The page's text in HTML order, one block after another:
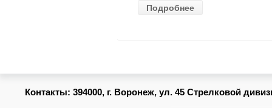
(MANN) W
Подробнее
Контакты: 394000, г. Воронеж, ул. 45 Стрелковой